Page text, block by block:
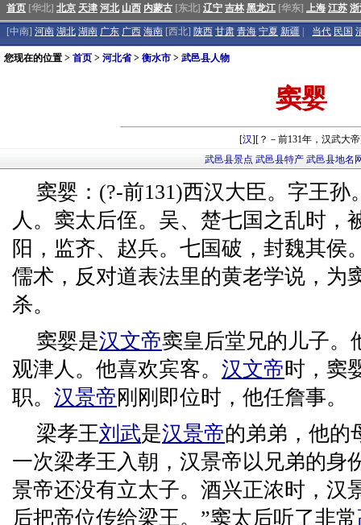
首页 [华北] 北京 天津 河北 山西 内蒙古 [东北] 辽宁 吉林 黑龙江 [华东] 上海 江苏
[中南] 河南 湖北 湖南 广东 广西 海南 [西北] 陕西 甘肃 青海 宁夏 新疆 当代 民国
您现在的位置 > 首页 > 河北省> 衡水市 > 武邑县人物
窦婴
[汉][？－前131年，汉武大
武邑县景点 武邑县特产 武邑县地名
窦婴：(?-前131)西汉大臣。字王
人。窦太后侄。吴、楚七国之乱时，
阳，监齐、赵兵。七国破，封魏其侯
儒术，反对道表法里的黄老学说，为
杀。
窦婴是汉文帝窦皇后堂兄的儿子。
观津人。他喜欢宾客。 汉文帝时，窦
职。 汉景帝 刚刚即位时，他任詹事。
梁孝王刘武是汉景帝的弟弟，他的
一次梁孝王入朝，汉景帝以兄弟的身
景帝还没有立太子。酒兴正浓时，汉
后把帝位传给梁王。”窦太后听了非常